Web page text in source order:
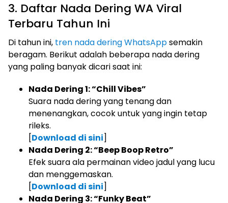
3. Daftar Nada Dering WA Viral
Terbaru Tahun Ini
Di tahun ini, tren nada dering WhatsAppsemakin
beragam. Berikut adalah beberapa nada dering
yang paling banyak dicari saat ini:
Nada Dering 1: “Chill Vibes”
Suara nada dering yang tenang dan
menenangkan, cocok untuk yang ingin tetap
rileks.
[Download di sini]
Nada Dering 2: “Beep Boop Retro”
Efek suara ala permainan video jadul yang lucu
dan menggemaskan.
[Download di sini]
Nada Dering 3: “Funky Beat”